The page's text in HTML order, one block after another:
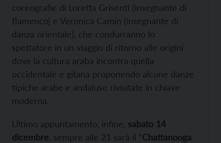
coreografie di Loretta Grisenti (insegnante di
flamenco) e Veronica Camin (insegnante di
danza orientale), che condurranno lo
spettatore in un viaggio di ritorno alle origini
dove la cultura araba incontra quella
occidentale e gitana proponendo alcune danze
tipiche arabe e andaluse rivisitate in chiave
moderna.
Ultimo appuntamento, infine, sabato 14
dicembre , sempre alle 21 sarà il “Chattanooga